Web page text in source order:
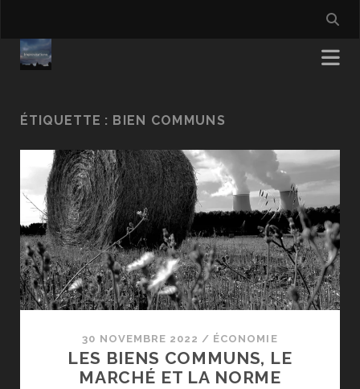
ÉTIQUETTE : BIEN COMMUNS
30 NOVEMBRE 2022 / ÉCONOMIE
LES BIENS COMMUNS, LE
MARCHÉ ET LA NORME